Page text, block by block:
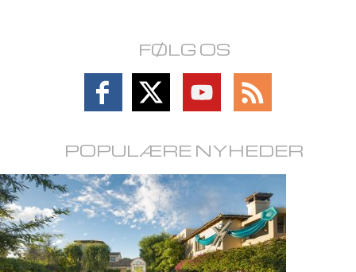
FØLG OS
Follow
on
Follow
on
Follow
on
Follow
on
POPULÆRE NYHEDER